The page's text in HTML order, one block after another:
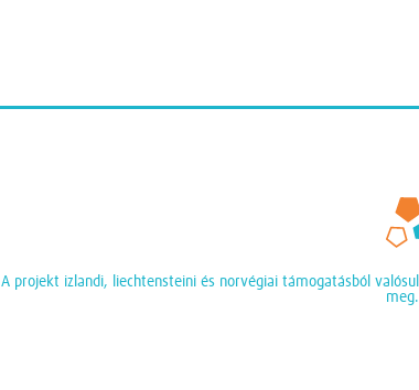
A projekt izlandi, liechtensteini és norvégiai támogatásból valósul
meg.